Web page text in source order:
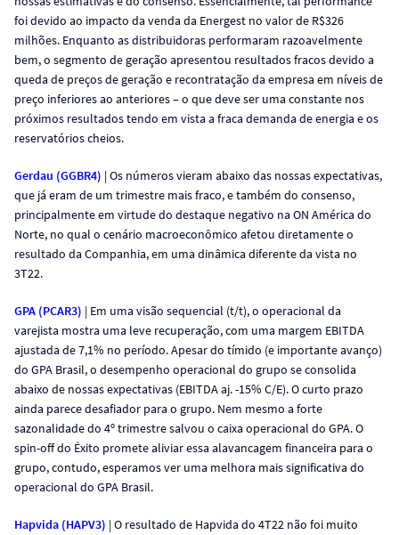
foi devido ao impacto da venda da Energest no valor de R$326
milhões. Enquanto as distribuidoras performaram razoavelmente
bem, o segmento de geração apresentou resultados fracos devido a
queda de preços de geração e recontratação da empresa em níveis de
preço inferiores ao anteriores – o que deve ser uma constante nos
próximos resultados tendo em vista a fraca demanda de energia e os
reservatórios cheios.
Gerdau (GGBR4) | Os números vieram abaixo das nossas expectativas,
que já eram de um trimestre mais fraco, e também do consenso,
principalmente em virtude do destaque negativo na ON América do
Norte, no qual o cenário macroeconômico afetou diretamente o
resultado da Companhia, em uma dinâmica diferente da vista no
3T22.
GPA (PCAR3) | Em uma visão sequencial (t/t), o operacional da
varejista mostra uma leve recuperação, com uma margem EBITDA
ajustada de 7,1% no período. Apesar do tímido (e importante avanço)
do GPA Brasil, o desempenho operacional do grupo se consolida
abaixo de nossas expectativas (EBITDA aj. -15% C/E). O curto prazo
ainda parece desafiador para o grupo. Nem mesmo a forte
sazonalidade do 4º trimestre salvou o caixa operacional do GPA. O
spin-off do Éxito promete aliviar essa alavancagem financeira para o
grupo, contudo, esperamos ver uma melhora mais significativa do
operacional do GPA Brasil.
Hapvida (HAPV3) | O resultado de Hapvida do 4T22 não foi muito